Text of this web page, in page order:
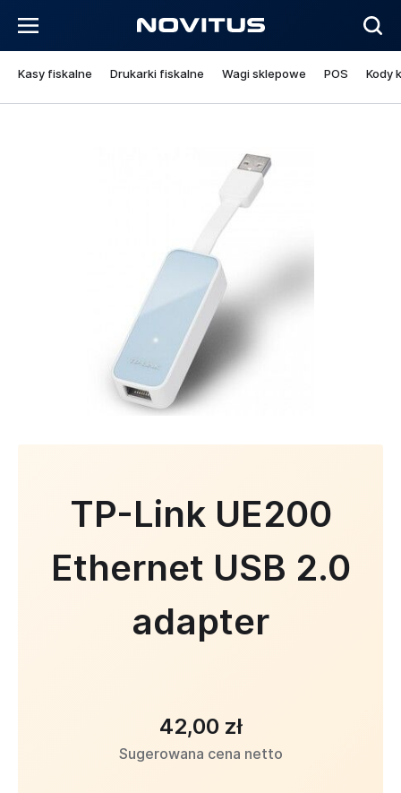
Kasy fiskalne Drukarki fiskalne Wagi sklepowe POS Kody
TP-Link UE200
Ethernet USB 2.0
adapter
42,00 zł
Sugerowana cena netto